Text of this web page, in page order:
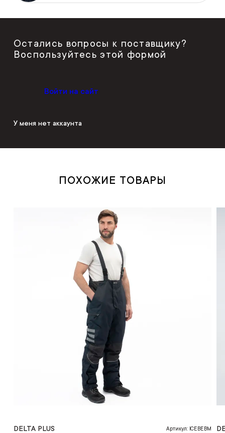
Остались вопросы к поставщику?
Воспользуйтесь этой формой
Войти на сайт
У меня нет аккаунта
ПОХОЖИЕ ТОВАРЫ
DELTA PLUS Артикул: ICEBEBM